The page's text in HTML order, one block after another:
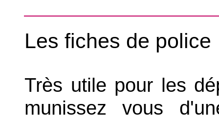
Les fiches de police
Très utile pour les
munissez vous